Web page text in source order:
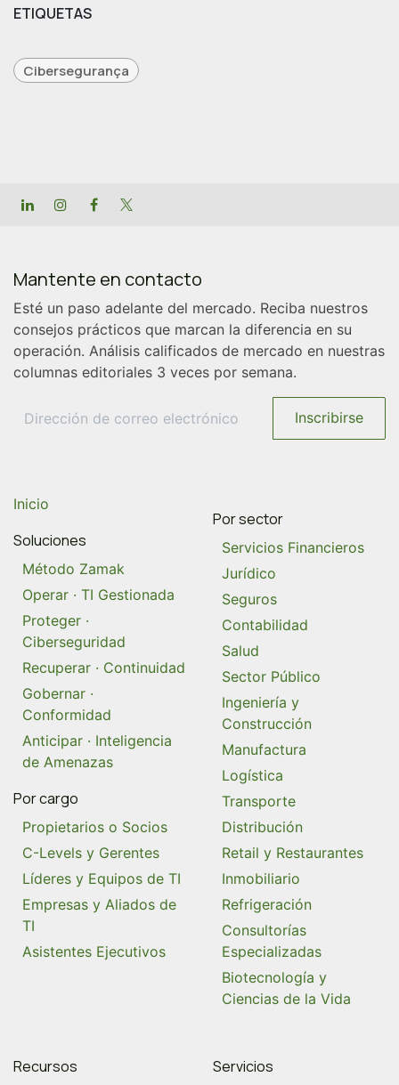
ETIQUETAS
Cibersegurança
Mantente en contacto
Esté un paso adelante del mercado. Reciba nuestros
consejos prácticos que marcan la diferencia en su
operación. Análisis calificados de mercado en nuestras
columnas editoriales 3 veces por semana.
Inscribirse
Inicio
Soluciones
Método Zamak
Operar · TI Gestionada
Proteger ·
Ciberseguridad
Recuperar · Continuidad
Gobernar ·
Conformidad
Anticipar · Inteligencia
de Amenazas
Por cargo
Propietarios o Socios
C-Levels y Gerentes
Líderes y Equipos de TI
Empresas y Aliados de
TI
Asistentes Ejecutivos
Por sector
Servicios Financieros
Jurídico
Seguros
Contabilidad
Salud
Sector Público
Ingeniería y
Construcción
Manufactura
Logística
Transporte
Distribución
Retail y Restaurantes
Inmobiliario
Refrigeración
Consultorías
Especializadas
Biotecnología y
Ciencias de la Vida
Recursos Servicios